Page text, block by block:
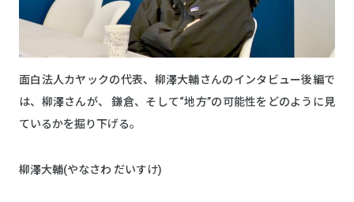
面白法人カヤックの代表、柳澤大輔さんのインタビュー後編で
は、柳澤さんが、 鎌倉、そして“地方”の可能性をどのように見
ているかを掘り下げる。
柳澤大輔(やなさわ だいすけ)